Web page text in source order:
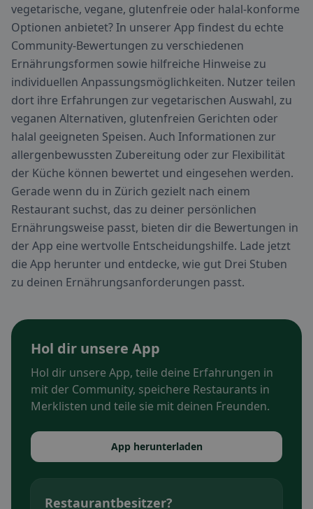
vegetarische, vegane, glutenfreie oder halal-konforme
Optionen anbietet? In unserer App findest du echte
Community-Bewertungen zu verschiedenen
Ernährungsformen sowie hilfreiche Hinweise zu
individuellen Anpassungsmöglichkeiten. Nutzer teilen
dort ihre Erfahrungen zur vegetarischen Auswahl, zu
veganen Alternativen, glutenfreien Gerichten oder
halal geeigneten Speisen. Auch Informationen zur
allergenbewussten Zubereitung oder zur Flexibilität
der Küche können bewertet und eingesehen werden.
Gerade wenn du in Zürich gezielt nach einem
Restaurant suchst, das zu deiner persönlichen
Ernährungsweise passt, bieten dir die Bewertungen in
der App eine wertvolle Entscheidungshilfe. Lade jetzt
die App herunter und entdecke, wie gut Drei Stuben
zu deinen Ernährungsanforderungen passt.
Hol dir unsere App
Hol dir unsere App, teile deine Erfahrungen in
mit der Community, speichere Restaurants in
Merklisten und teile sie mit deinen Freunden.
App herunterladen
Restaurantbesitzer?